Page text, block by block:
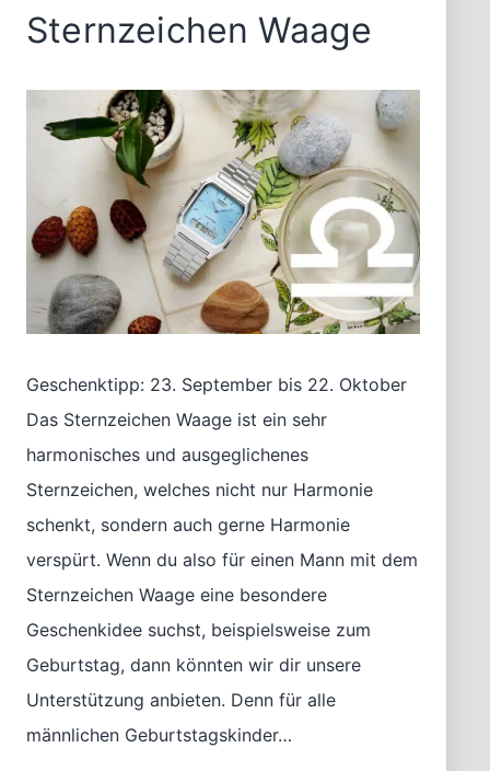
Sternzeichen Waage
Geschenktipp: 23. September bis 22. Oktober
Das Sternzeichen Waage ist ein sehr
harmonisches und ausgeglichenes
Sternzeichen, welches nicht nur Harmonie
schenkt, sondern auch gerne Harmonie
verspürt. Wenn du also für einen Mann mit dem
Sternzeichen Waage eine besondere
Geschenkidee suchst, beispielsweise zum
Geburtstag, dann könnten wir dir unsere
Unterstützung anbieten. Denn für alle
männlichen Geburtstagskinder…